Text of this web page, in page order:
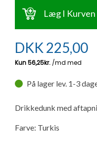
Ny campingvogn -
Finansiering af
Forsikring af
Brugte telte og
Isabella fortelte
Gas-komfort i
E-trailer
GRØN
Tuxer
Læg I Kurven
DKK 225,00
På lager lev. 1-3
Drikkedunk med
Farve: Turkis